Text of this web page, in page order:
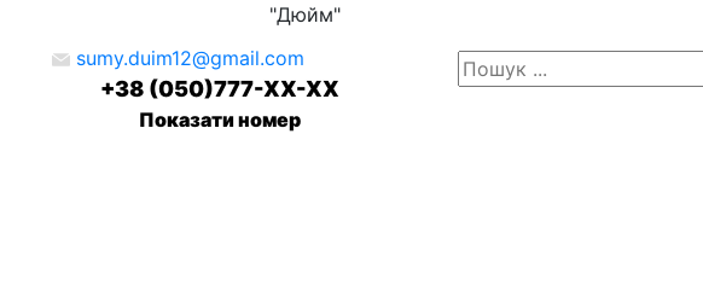
"Дюйм"
sumy.duim12@gmail.com
+38 (050)777-XX-XX
Показати номер